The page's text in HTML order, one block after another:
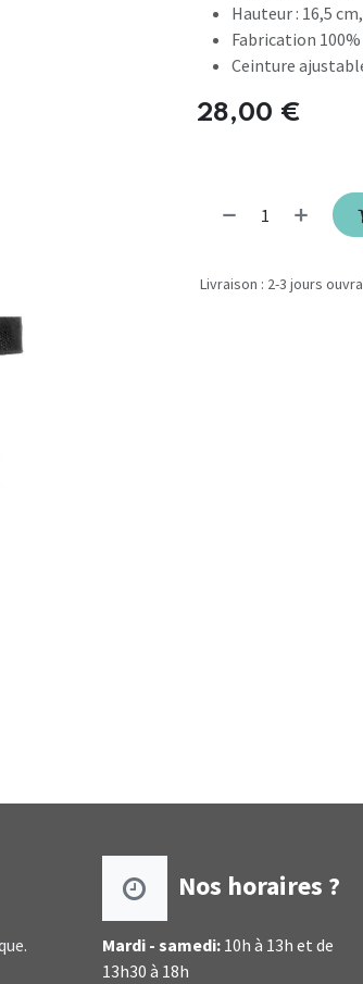
Hauteur : 16,5
Fabrication
Ceinture
28,00 €
Livraison : 2-3 jours
Nos horaires ?
Mardi - samedi:10h à 13h et de
13h30 à 18h